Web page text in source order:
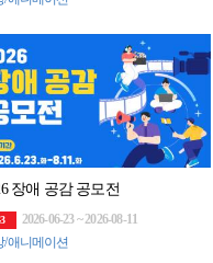
장애 공감 공모전
2026-06-23 ~ 2026-08-11
/애니메이션